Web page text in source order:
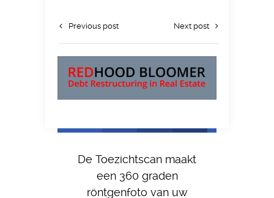
Previous post Next post
De Toezichtscan maakt
een 360 graden
röntgenfoto van uw